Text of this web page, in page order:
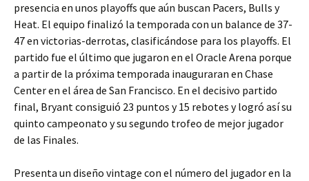
presencia en unos playoffs que aún buscan Pacers, Bulls y
Heat. El equipo finalizó la temporada con un balance de 37-
47 en victorias-derrotas, clasificándose para los playoffs. El
partido fue el último que jugaron en el Oracle Arena porque
a partir de la próxima temporada inauguraran en Chase
Center en el área de San Francisco. En el decisivo partido
final, Bryant consiguió 23 puntos y 15 rebotes y logró así su
quinto campeonato y su segundo trofeo de mejor jugador
de las Finales.
Presenta un diseño vintage con el número del jugador en la